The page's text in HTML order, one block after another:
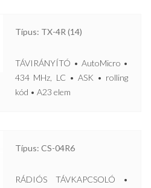
Típus: TX-4R (14)
TÁVIRÁNYÍTÓ • AutoMicro •
434 MHz, LC • ASK • rolling
kód • A23 elem
Típus: CS-04R6
RÁDIÓS TÁVKAPCSOLÓ •